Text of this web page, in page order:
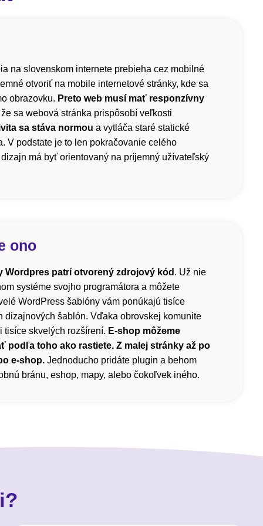
na slovenskom internete prebieha cez mobilné
otvoriť na mobile internetové stránky, kde sa
obrazovku. Preto web musí mať responzívny
sa webová stránka prispôsobí veľkosti
sa stáva normou a vytláča staré statické
V podstate je to len pokračovanie celého
má byť orientovaný na príjemný užívateľský
ono
Wordpres patrí otvorený zdrojový kód . Už nie
systéme svojho programátora a môžete
WordPress šablóny vám ponúkajú tisíce
dizajnových šablón. Vďaka obrovskej komunite
tisíce skvelých rozšírení. E-shop môžeme
podľa toho ako rastiete. Z malej stránky až po
e-shop. Jednoducho pridáte plugin a behom
bránu, eshop, mapy, alebo čokoľvek iného.